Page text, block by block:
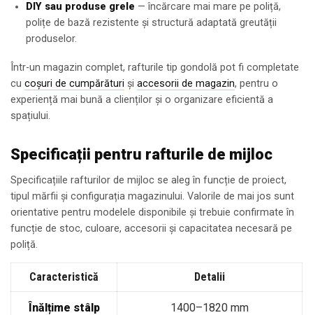
DIY sau produse grele — încărcare mai mare pe poliță,
polițe de bază rezistente și structură adaptată greutății
produselor.
Într-un magazin complet, rafturile tip gondolă pot fi completate
cu coșuri de cumpărături și accesorii de magazin, pentru o
experiență mai bună a clienților și o organizare eficientă a
spațiului.
Specificații pentru rafturile de mijloc
Specificațiile rafturilor de mijloc se aleg în funcție de proiect,
tipul mărfii și configurația magazinului. Valorile de mai jos sunt
orientative pentru modelele disponibile și trebuie confirmate în
funcție de stoc, culoare, accesorii și capacitatea necesară pe
poliță.
Caracteristică Detalii
Înălțime stâlp 1400–1820 mm